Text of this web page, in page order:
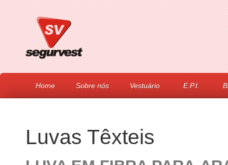
Home Sobre nós Vestuário E.P.I.
Luvas Têxteis